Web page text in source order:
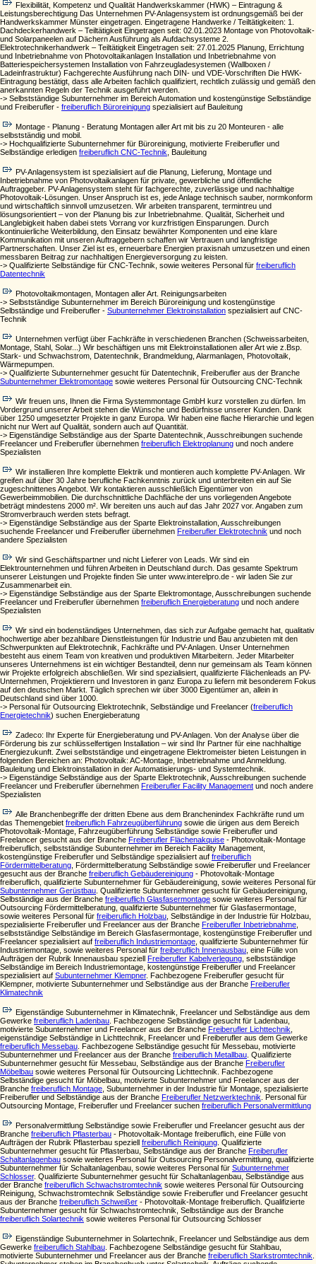
Flexibilität, Kompetenz und Qualität Handwerkskammer (HWK) – Eintragung &
Leistungsberechtigung Das Unternehmen PV-Anlagensystem ist ordnungsgemäß bei der
Handwerkskammer Münster eingetragen. Eingetragene Handwerke / Teiltätigkeiten: 1.
Dachdeckerhandwerk – Teiltätigkeit Eingetragen seit: 02.01.2023 Montage von Photovoltaik-
und Solarpaneelen auf Dächern Ausführung als Aufdachsysteme 2.
Elektrotechnikerhandwerk – Teiltätigkeit Eingetragen seit: 27.01.2025 Planung, Errichtung
und Inbetriebnahme von Photovoltaikanlagen Installation und Inbetriebnahme von
Batteriespeichersystemen Installation von Fahrzeugladesystemen (Wallboxen /
Ladeinfrastruktur) Fachgerechte Ausführung nach DIN- und VDE-Vorschriften Die HWK-
Eintragung bestätigt, dass alle Arbeiten fachlich qualifiziert, rechtlich zulässig und gemäß den
anerkannten Regeln der Technik ausgeführt werden.
-> Selbstständige Subunternehmer im Bereich Automation und kostengünstige Selbständige
und Freiberufler - freiberuflich Büroreinigung spezialisiert auf Bauleitung
Montage - Planung - Beratung Montagen aller Art mit bis zu 20 Monteuren - alle
selbstständig und mobil.
-> Hochqualifizierte Subunternehmer für Büroreinigung, motivierte Freiberufler und
Selbständige erledigen freiberuflich CNC-Technik , Bauleitung
PV-Anlagensystem ist spezialisiert auf die Planung, Lieferung, Montage und
Inbetriebnahme von Photovoltaikanlagen für private, gewerbliche und öffentliche
Auftraggeber. PV-Anlagensystem steht für fachgerechte, zuverlässige und nachhaltige
Photovoltaik-Lösungen. Unser Anspruch ist es, jede Anlage technisch sauber, normkonform
und wirtschaftlich sinnvoll umzusetzen. Wir arbeiten transparent, termintreu und
lösungsorientiert – von der Planung bis zur Inbetriebnahme. Qualität, Sicherheit und
Langlebigkeit haben dabei stets Vorrang vor kurzfristigen Einsparungen. Durch
kontinuierliche Weiterbildung, den Einsatz bewährter Komponenten und eine klare
Kommunikation mit unseren Auftraggebern schaffen wir Vertrauen und langfristige
Partnerschaften. Unser Ziel ist es, erneuerbare Energien praxisnah umzusetzen und einen
messbaren Beitrag zur nachhaltigen Energieversorgung zu leisten.
-> Qualifizierte Selbständige für CNC-Technik, sowie weiteres Personal für freiberuflich
Datentechnik
Photovoltaikmontagen, Montagen aller Art. Reinigungsarbeiten
-> Selbstständige Subunternehmer im Bereich Büroreinigung und kostengünstige
Selbständige und Freiberufler - Subunternehmer Elektroinstallation spezialisiert auf CNC-
Technik
Unternehmen verfügt über Fachkräfte in verschiedenen Branchen (Schweissarbeiten,
Montage, Stahl, Solar...) Wir beschäftigen uns mit Elektroinstallationen aller Art wie z.Bsp.
Stark- und Schwachstrom, Datentechnik, Brandmeldung, Alarmanlagen, Photovoltaik,
Wärmepumpen.
-> Qualifizierte Subunternehmer gesucht für Datentechnik, Freiberufler aus der Branche
Subunternehmer Elektromontage sowie weiteres Personal für Outsourcing CNC-Technik
Wir freuen uns, Ihnen die Firma Systemmontage GmbH kurz vorstellen zu dürfen. Im
Vordergrund unserer Arbeit stehen die Wünsche und Bedürfnisse unserer Kunden. Dank
über 1250 umgesetzter Projekte in ganz Europa. Wir haben eine flache Hierarchie und legen
nicht nur Wert auf Qualität, sondern auch auf Quantität.
-> Eigenständige Selbständige aus der Sparte Datentechnik, Ausschreibungen suchende
Freelancer und Freiberufler übernehmen freiberuflich Elektroplanung und noch andere
Spezialisten
Wir installieren Ihre komplette Elektrik und montieren auch komplette PV-Anlagen. Wir
greifen auf über 30 Jahre berufliche Fachkenntnis zurück und unterbreiten ein auf Sie
zugeschnittenes Angebot. Wir kontaktieren ausschließlich Eigentümer von
Gewerbeimmobilien. Die durchschnittliche Dachfläche der uns vorliegenden Angebote
beträgt mindestens 2000 m². Wir bereiten uns auch auf das Jahr 2027 vor. Angaben zum
Stromverbrauch werden stets befragt.
-> Eigenständige Selbständige aus der Sparte Elektroinstallation, Ausschreibungen
suchende Freelancer und Freiberufler übernehmen Freiberufler Elektrotechnik und noch
andere Spezialisten
Wir sind Geschäftspartner und nicht Lieferer von Leads. Wir sind ein
Elektrounternehmen und führen Arbeiten in Deutschland durch. Das gesamte Spektrum
unserer Leistungen und Projekte finden Sie unter www.interelpro.de - wir laden Sie zur
Zusammenarbeit ein.
-> Eigenständige Selbständige aus der Sparte Elektromontage, Ausschreibungen suchende
Freelancer und Freiberufler übernehmen freiberuflich Energieberatung und noch andere
Spezialisten
Wir sind ein bodenständiges Unternehmen, das sich zur Aufgabe gemacht hat, qualitativ
hochwertige aber bezahlbare Dienstleistungen für Industrie und Bau anzubieten mit den
Schwerpunkten auf Elektrotechnik, Fachkräfte und PV-Anlagen. Unser Unternehmen
besteht aus einem Team von kreativen und produktiven Mitarbeitern. Jeder Mitarbeiter
unseres Unternehmens ist ein wichtiger Bestandteil, denn nur gemeinsam als Team können
wir Projekte erfolgreich abschließen. Wir sind spezialisiert, qualifizierte Flächenleads an PV-
Unternehmen, Projektierern und Investoren in ganz Europa zu liefern mit besonderem Fokus
auf den deutschen Markt. Täglich sprechen wir über 3000 Eigentümer an, allein in
Deutschland sind über 1000.
-> Personal für Outsourcing Elektrotechnik, Selbständige und Freelancer (freiberuflich
Energietechnik) suchen Energieberatung
Zadeco: Ihr Experte für Energieberatung und PV-Anlagen. Von der Analyse über die
Förderung bis zur schlüsselfertigen Installation – wir sind Ihr Partner für eine nachhaltige
Energiezukunft. Zwei selbstständige und eingetragene Elektromeister bieten Leistungen in
folgenden Bereichen an: Photovoltaik: AC-Montage, Inbetriebnahme und Anmeldung.
Bauleitung und Elektroinstallation in der Automatisierungs- und Systemtechnik.
-> Eigenständige Selbständige aus der Sparte Elektrotechnik, Ausschreibungen suchende
Freelancer und Freiberufler übernehmen Freiberufler Facility Management und noch andere
Spezialisten
Alle Branchenbegriffe der dritten Ebene aus dem Branchenindex Fachkräfte rund um
das Themengebiet freiberuflich Fahrzeugüberführung sowie die ürigen aus dem Bereich
Photovoltaik-Montage, Fahrzeugüberführung Selbständige sowie Freiberufler und
Freelancer gesucht aus der Branche Freiberufler Flächenakquise - Photovoltaik-Montage
freiberuflich, selbstständige Subunternehmer im Bereich Facility Management,
kostengünstige Freiberufler und Selbständige spezialisiert auf freiberuflich
Fördermittelberatung , Fördermittelberatung Selbständige sowie Freiberufler und Freelancer
gesucht aus der Branche freiberuflich Gebäudereinigung - Photovoltaik-Montage
freiberuflich, qualifizierte Subunternehmer für Gebäudereinigung, sowie weiteres Personal für
Subunternehmer Gerüstbau . Qualifizierte Subunternehmer gesucht für Gebäudereinigung,
Selbständige aus der Branche freiberuflich Glasfasermontage sowie weiteres Personal für
Outsourcing Fördermittelberatung, qualifizierte Subunternehmer für Glasfasermontage,
sowie weiteres Personal für freiberuflich Holzbau , Selbständige in der Industrie für Holzbau,
spezialisierte Freiberufler und Freelancer aus der Branche Freiberufler Inbetriebnahme
selbstständige Selbständige im Bereich Glasfasermontage, kostengünstige Freiberufler und
Freelancer spezialisiert auf freiberuflich Industriemontage , qualifizierte Subunternehmer für
Industriemontage, sowie weiteres Personal für freiberuflich Innenausbau , eine Fülle von
Aufträgen der Rubrik Innenausbau speziell Freiberufler Kabelverlegung , selbstständige
Selbständige im Bereich Industriemontage, kostengünstige Freiberufler und Freelancer
spezialisiert auf Subunternehmer Klempner. Fachbezogene Freiberufler gesucht für
Klempner, motivierte Subunternehmer und Selbständige aus der Branche Freiberufler
Klimatechnik
Eigenständige Subunternehmer in Klimatechnik, Freelancer und Selbständige aus dem
Gewerke freiberuflich Ladenbau . Fachbezogene Selbständige gesucht für Ladenbau,
motivierte Subunternehmer und Freelancer aus der Branche Freiberufler Lichttechnik
eigenständige Selbständige in Lichttechnik, Freelancer und Freiberufler aus dem Gewerke
freiberuflich Messebau . Fachbezogene Selbständige gesucht für Messebau, motivierte
Subunternehmer und Freelancer aus der Branche freiberuflich Metallbau . Qualifizierte
Subunternehmer gesucht für Messebau, Selbständige aus der Branche Freiberufler
Möbelbau sowie weiteres Personal für Outsourcing Lichttechnik. Fachbezogene
Selbständige gesucht für Möbelbau, motivierte Subunternehmer und Freelancer aus der
Branche freiberuflich Montage , Subunternehmer in der Industrie für Montage, spezialisierte
Freiberufler und Selbständige aus der Branche Freiberufler Netzwerktechnik . Personal für
Outsourcing Montage, Freiberufler und Freelancer suchen freiberuflich Personalvermittlung
Personalvermittlung Selbständige sowie Freiberufler und Freelancer gesucht aus der
Branche freiberuflich Pflasterbau - Photovoltaik-Montage freiberuflich, eine Fülle von
Aufträgen der Rubrik Pflasterbau speziell freiberuflich Reinigung . Qualifizierte
Subunternehmer gesucht für Pflasterbau, Selbständige aus der Branche Freiberufler
Schaltanlagenbau sowie weiteres Personal für Outsourcing Personalvermittlung, qualifizierte
Subunternehmer für Schaltanlagenbau, sowie weiteres Personal für Subunternehmer
Schlosser. Qualifizierte Subunternehmer gesucht für Schaltanlagenbau, Selbständige aus
der Branche freiberuflich Schwachstromtechnik sowie weiteres Personal für Outsourcing
Reinigung, Schwachstromtechnik Selbständige sowie Freiberufler und Freelancer gesucht
aus der Branche freiberuflich Schweißer - Photovoltaik-Montage freiberuflich. Qualifizierte
Subunternehmer gesucht für Schwachstromtechnik, Selbständige aus der Branche
freiberuflich Solartechnik sowie weiteres Personal für Outsourcing Schlosser
Eigenständige Subunternehmer in Solartechnik, Freelancer und Selbständige aus dem
Gewerke freiberuflich Stahlbau . Fachbezogene Selbständige gesucht für Stahlbau,
motivierte Subunternehmer und Freelancer aus der Branche freiberuflich Starkstromtechnik